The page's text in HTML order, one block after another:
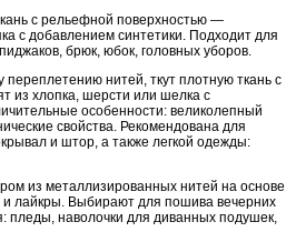
с рельефной поверхностью —
с добавлением синтетики. Подходит для
брюк, юбок, головных уборов.
переплетению нитей, ткут плотную ткань с
из хлопка, шерсти или шелка с
особенности: великолепный
свойства. Рекомендована для
и штор, а также легкой одежды:
из металлизированных нитей на основе
лайкры. Выбирают для пошива вечерних
пледы, наволочки для диванных подушек,